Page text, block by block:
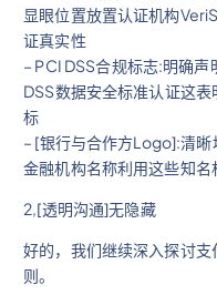
显眼位置放置认证机构
证真实性
– PCI DSS合规标志:明确
DSS数据安全标准认证这
标
– [银行与合作方Logo]:清
金融机构名称利用这些知
2,[透明沟通]无隐藏
好的，我们继续深入探讨
则。